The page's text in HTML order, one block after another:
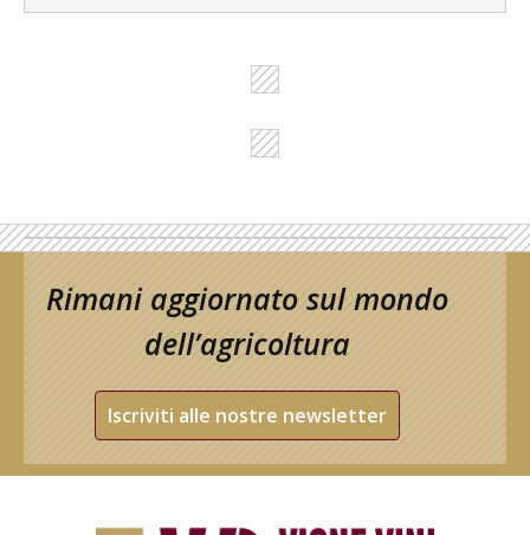
Rimani aggiornato sul mondo
dell’agricoltura
Iscriviti alle nostre newsletter